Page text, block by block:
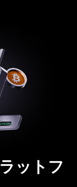
ットフ